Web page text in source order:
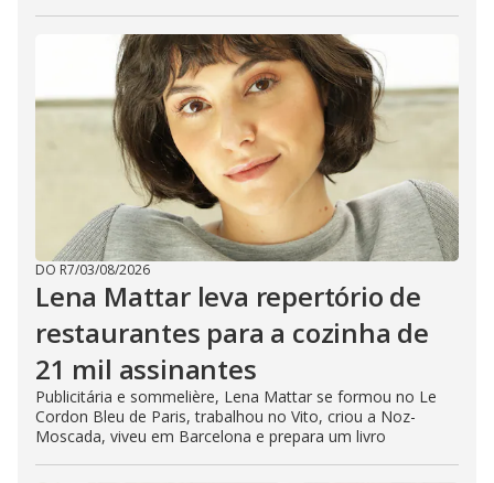
DO R7/03/08/2026
Lena Mattar leva repertório de
restaurantes para a cozinha de
21 mil assinantes
Publicitária e sommelière, Lena Mattar se formou no Le
Cordon Bleu de Paris, trabalhou no Vito, criou a Noz-
Moscada, viveu em Barcelona e prepara um livro